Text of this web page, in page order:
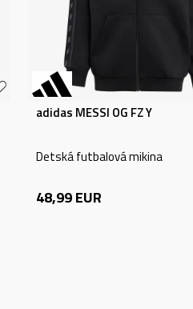
adidas MESSI OG FZ Y
Detská futbalová mikina
48,99EUR